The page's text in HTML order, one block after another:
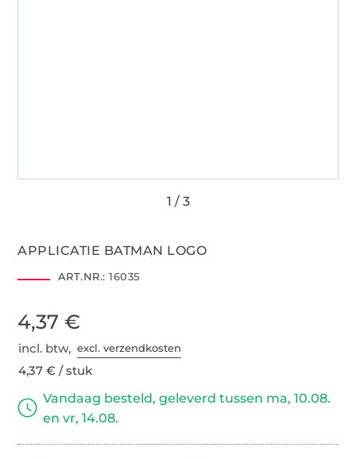
APPLICATIE BATMAN LOGO
ART.NR.: 16035
4,37 €
incl. btw,excl. verzendkosten
4,37 € / stuk
Vandaag besteld, geleverd tussen ma, 10.08.
en vr, 14.08.